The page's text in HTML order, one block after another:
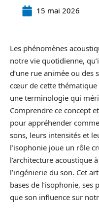
15 mai 2026
Les phénomènes
notre vie quotidienne,
d’une rue animée ou des
cœur de cette thématique
une terminologie qui
Comprendre ce concept
pour appréhender
sons, leurs intensités et
l’isophonie joue un rôle
l’architecture acoustique
l’ingénierie du son. Cet
bases de l’isophonie,
que son influence sur